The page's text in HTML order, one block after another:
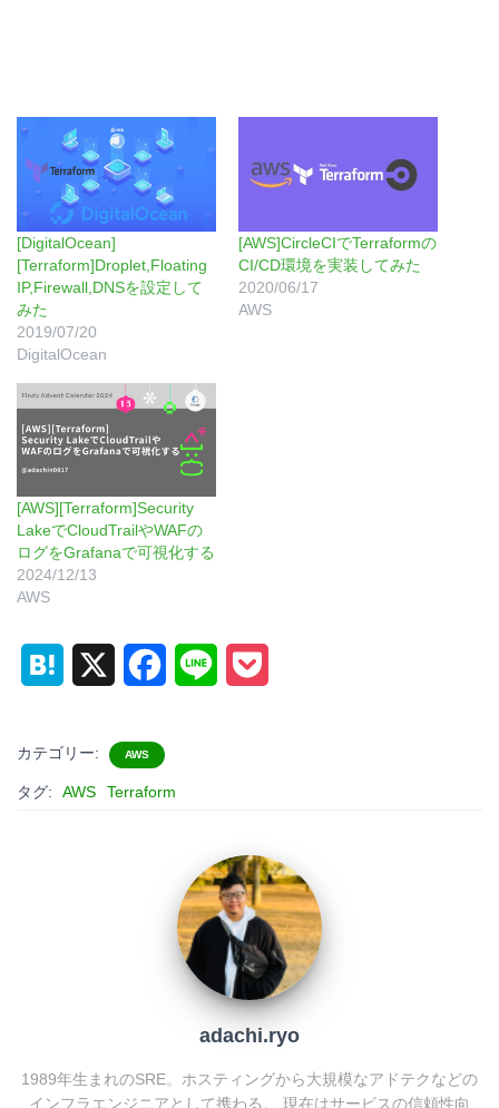
[DigitalOcean]
[Terraform]Droplet,Floating
IP,Firewall,DNSを設定して
みた
2019/07/20
DigitalOcean
[AWS]CircleCIでTerraformの
CI/CD環境を実装してみた
2020/06/17
AWS
[AWS][Terraform]Security
LakeでCloudTrailやWAFの
ログをGrafanaで可視化する
2024/12/13
AWS
t
e e
t
カテゴリー: AWS
タグ: AWS Terraform
adachi.ryo
1989年生まれのSRE。ホスティングから大規模なアドテクなどの
インフラエンジニアとして携わる。 現在はサービスの信頼性向